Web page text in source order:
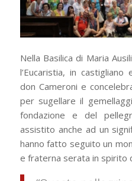
Nella Basilica di Maria
l’Eucaristia, in
don Cameroni e
per sugellare il
fondazione e del
assistito anche ad un
hanno fatto seguito un
e fraterna serata in spirito